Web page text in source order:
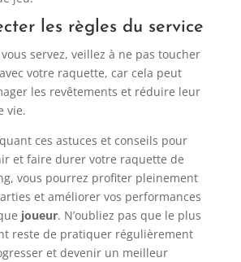
les règles du service
servez, veillez à ne pas toucher
votre raquette, car cela peut
les revêtements et réduire leur
vie.
ces astuces et conseils pour
et faire durer votre raquette de
vous pourrez profiter pleinement
et améliorer vos performances
joueur. N’oubliez pas que le plus
reste de pratiquer régulièrement
et devenir un meilleur